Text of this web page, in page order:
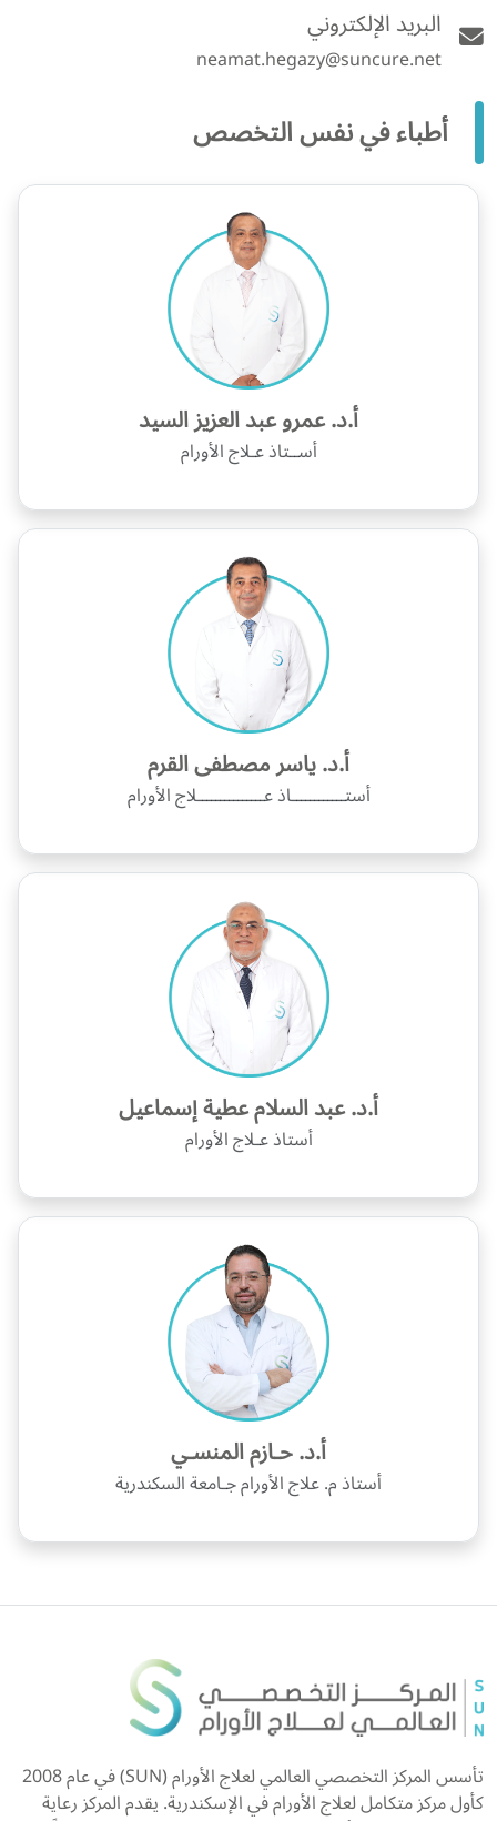
البريد الإلكتروني
neamat.hegazy@suncure.net
أطباء في نفس التخصص
أ.د. عمرو عبد العزيز السيد
أســتاذ عـلاج الأورام
أ.د. ياسر مصطفى القرم
أستــــــــــــاذ عـــــــــــــــلاج الأورام
أ.د. عبد السلام عطية إسماعيل
أستاذ عـلاج الأورام
أ.د. حـازم المنسـي
أستاذ م. علاج الأورام جـامعة السكندرية
تأسس المركز التخصصي العالمي لعلاج الأورام (SUN) في عام 2008
كأول مركز متكامل لعلاج الأورام في الإسكندرية. يقدم المركز رعاية